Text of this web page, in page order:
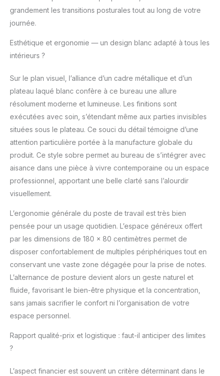
différentes couleurs et
plateaux de table sont
vous n'avez donc pas
à vous soucier des
grands espaces ou de
l'instabilité.
grandement les transitions posturales tout au long de votre
journée.
Esthétique et ergonomie — un design blanc adapté à tous les
intérieurs ?
Sur le plan visuel, l’alliance d’un cadre métallique et d’un
plateau laqué blanc confère à ce bureau une allure
résolument moderne et lumineuse. Les finitions sont
exécutées avec soin, s’étendant même aux parties invisibles
situées sous le plateau. Ce souci du détail témoigne d’une
attention particulière portée à la manufacture globale du
produit. Ce style sobre permet au bureau de s’intégrer avec
aisance dans une pièce à vivre contemporaine ou un espace
professionnel, apportant une belle clarté sans l’alourdir
visuellement.
L’ergonomie générale du poste de travail est très bien
pensée pour un usage quotidien. L’espace généreux offert
par les dimensions de 180 x 80 centimètres permet de
disposer confortablement de multiples périphériques tout en
conservant une vaste zone dégagée pour la prise de notes.
L’alternance de posture devient alors un geste naturel et
fluide, favorisant le bien-être physique et la concentration,
sans jamais sacrifier le confort ni l’organisation de votre
espace personnel.
Rapport qualité-prix et logistique : faut-il anticiper des limites
?
L’aspect financier est souvent un critère déterminant dans le